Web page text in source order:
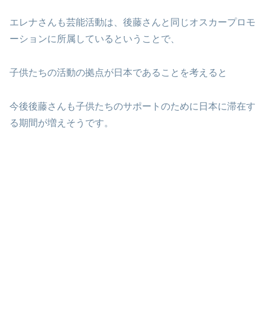
エレナさんも芸能活動は、後藤さんと同じオスカープロモ
ーションに所属しているということで、
子供たちの活動の拠点が日本であることを考えると
今後後藤さんも子供たちのサポートのために日本に滞在す
る期間が増えそうです。